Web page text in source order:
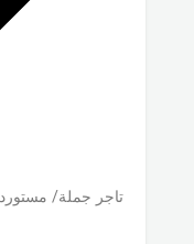
تاجر جملة/ مستورد